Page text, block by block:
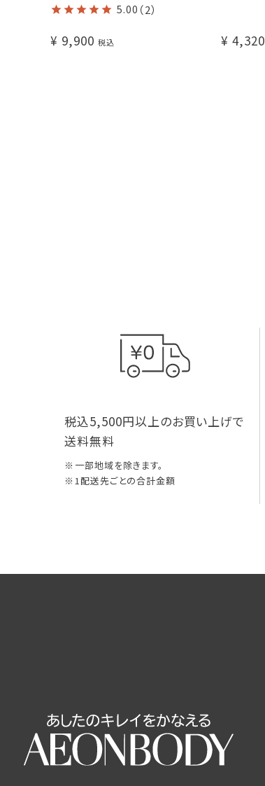
5.00 （2）
¥ 9,900 税込 ¥ 4,320
税込5,500円以上のお買い上げで
送料無料
一部地域を除きます。
1配送先ごとの合計金額